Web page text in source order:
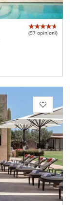
(57 opinioni)